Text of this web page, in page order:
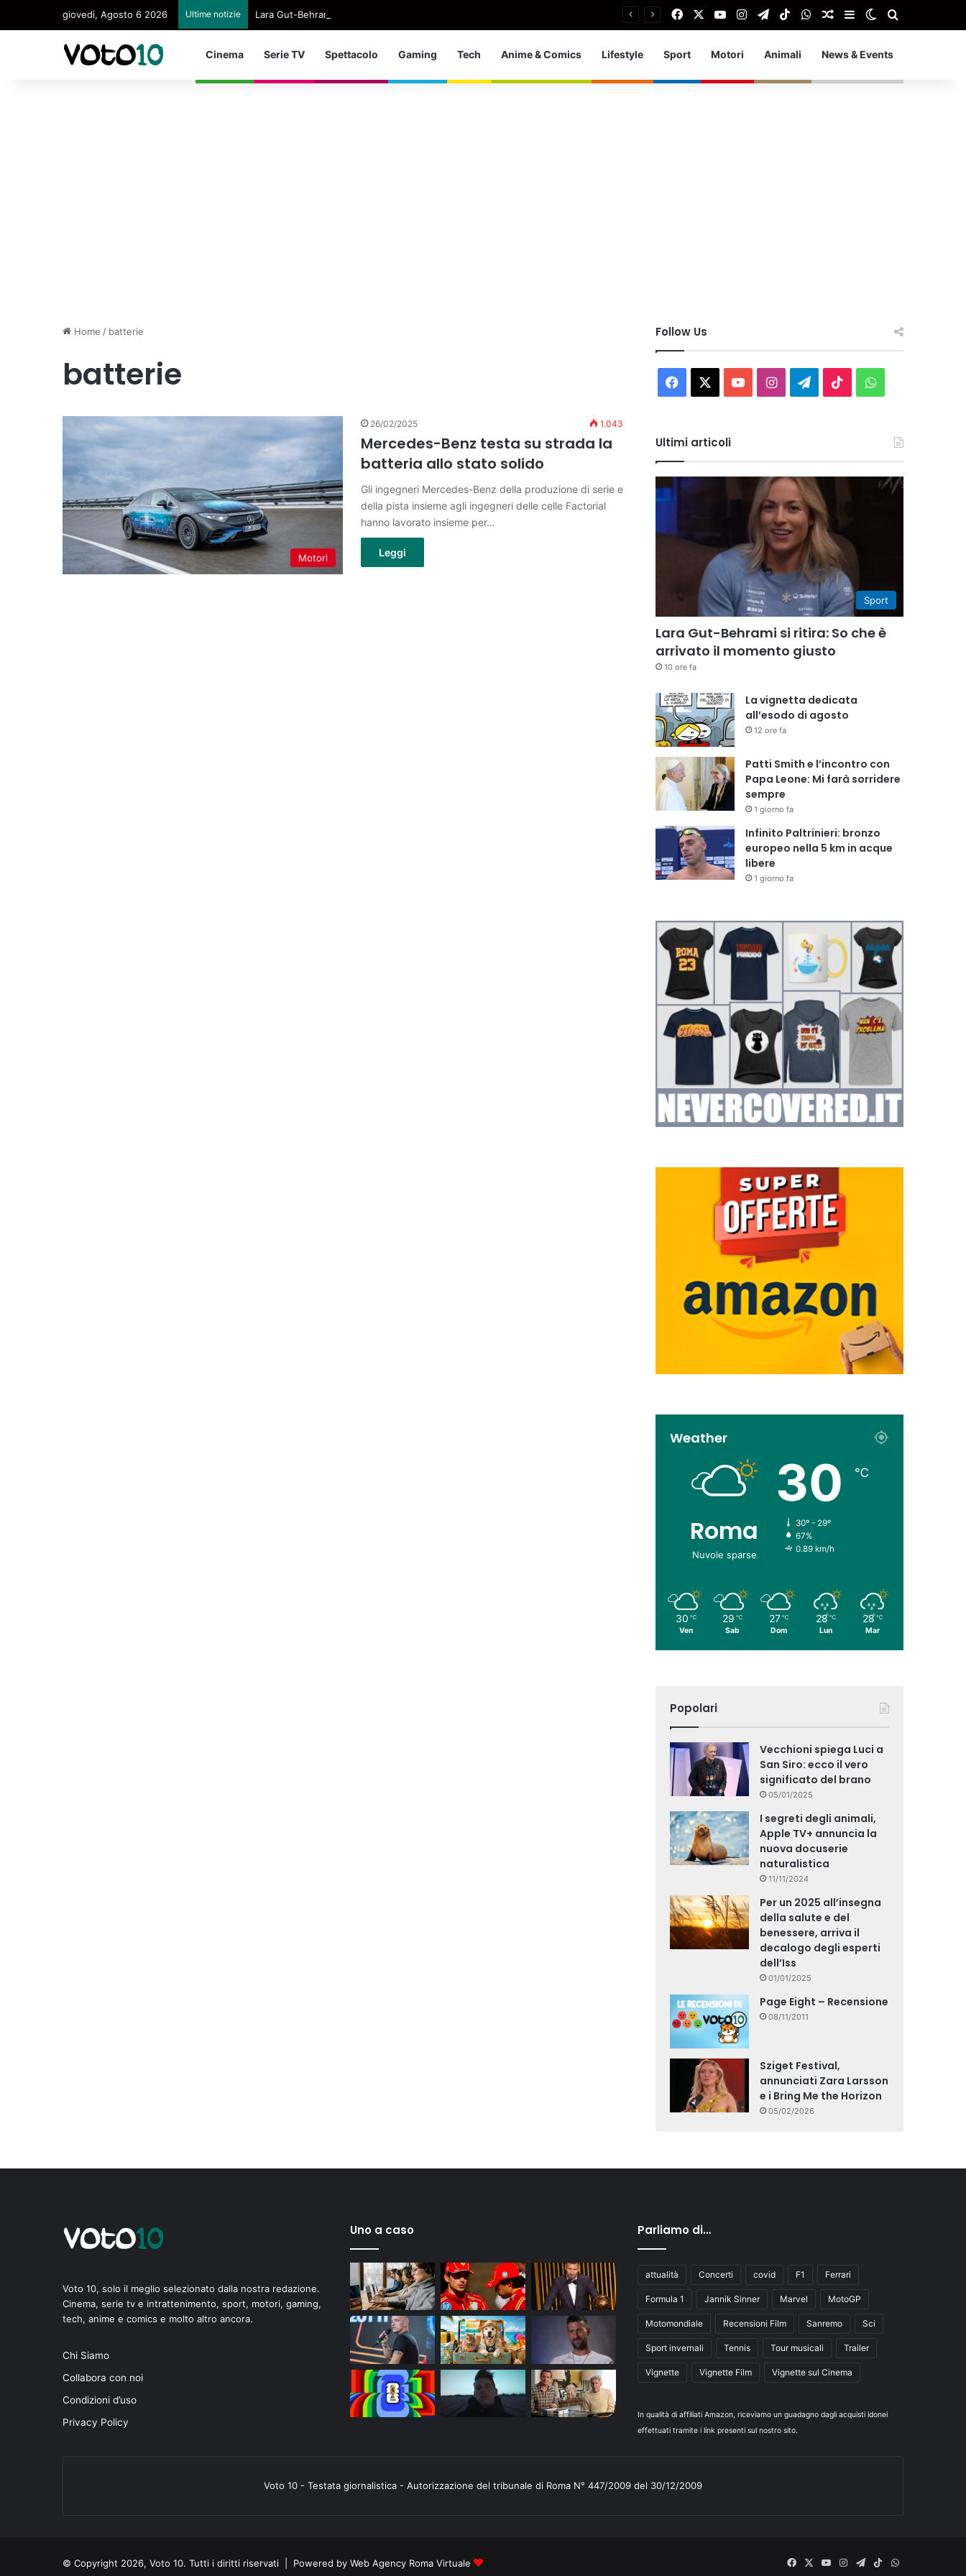
giovedì, Agosto 6 2026 Ultime notizie Lara Gut-Behrami si ritira: So che è arrivato il momento giusto FacebookYou TubeInstagram
TelegramTikTokWhatsApp
Articolo Random
Barra laterale
Cambia aspetto
Cinema Serie TV Spettacolo Gaming Tech Anime & Comics Lifestyle Sport Motori Animali News & Events
Home / batterie
batterie
Motori
26/02/2025 1.043
Mercedes-Benz testa su strada la
batteria allo stato solido
Gli ingegneri Mercedes-Benz della produzione di serie e
della pista insieme agli ingegneri delle celle Factorial
hanno lavorato insieme per…
Leggi
Follow Us
Facebook You InstagramTelegram
TikTokWhatsApp
Ultimi articoli
Sport
Lara Gut-Behrami si ritira: So che è
arrivato il momento giusto
10 ore fa
La vignetta dedicata
all’esodo di agosto
12 ore fa
Patti Smith e l’incontro con
Papa Leone: Mi farà sorridere
sempre
1 giorno fa
Infinito Paltrinieri: bronzo
europeo nella 5 km in acque
libere
1 giorno fa
Weather
Roma
Nuvole sparse
30 ℃
30º - 29º
67%
0.89 km/h
30 ℃
Ven
29 ℃
Sab
27 ℃
Dom
28 ℃
Lun
28 ℃
Mar
Popolari
Vecchioni spiega Luci a
San Siro: ecco il vero
significato del brano
05/01/2025
I segreti degli animali,
Apple TV+ annuncia la
nuova docuserie
naturalistica
11/11/2024
Per un 2025 all’insegna
della salute e del
benessere, arriva il
decalogo degli esperti
dell’Iss
01/01/2025
Page Eight – Recensione
08/11/2011
Sziget Festival,
annunciati Zara Larsson
e i Bring Me the Horizon
05/02/2026
Voto 10, solo il meglio selezionato dalla nostra redazione.
Cinema, serie tv e intrattenimento, sport, motori, gaming,
tech, anime e comics e molto altro ancora.
Chi Siamo
Collabora con noi
Condizioni d’uso
Privacy Policy
Uno a caso Parliamo di…
attualità Concerti covid F1 Ferrari
Formula 1 Jannik Sinner Marvel MotoGP
Motomondiale Recensioni Film Sanremo Sci
Sport invernali Tennis Tour musicali Trailer
Vignette Vignette Film Vignette sul Cinema
In qualità di affiliati Amazon, riceviamo un guadagno dagli acquisti idonei
effettuati tramite i link presenti sul nostro sito.
Voto 10 - Testata giornalistica - Autorizzazione del tribunale di Roma N° 447/2009 del 30/12/2009
© Copyright 2026, Voto 10. Tutti i diritti riservati | Powered by Web Agency Roma Virtuale Facebook
X
YouInstagram
Telegram
TikTokWhatsApp